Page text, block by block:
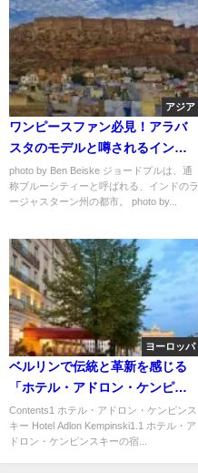
アジア
ワンピースファン必見！アラバ
スタのモデルと噂されるインド
の青い町「ジョードプル」
photo by Ben Beiske ジョードプルは、通
称ブルーシティーと呼ばれる、インドのラ
ージャスターン州の都市。 photo by...
ヨーロッパ
ベルリンで伝統と革新を感じる
「ホテル・アドロン・ケンピン
スキー」
Contents1 ホテル・アドロン・ケンピンス
キー Hotel Adlon Kempinski1.1 ホテル・ア
ドロン・ケンピンスキーの宿...